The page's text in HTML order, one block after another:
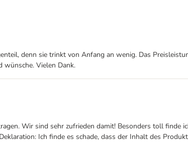
denn sie trinkt von Anfang an wenig. Das
wünsche. Vielen Dank.
Wir sind sehr zufrieden damit! Besonders toll finde
Ich finde es schade, dass der Inhalt des